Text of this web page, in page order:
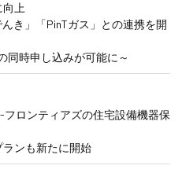
向上
き」「PinTガス」との連携を開
同時申し込みが可能に～
フロンティアズの住宅設備機器保
ンも新たに開始